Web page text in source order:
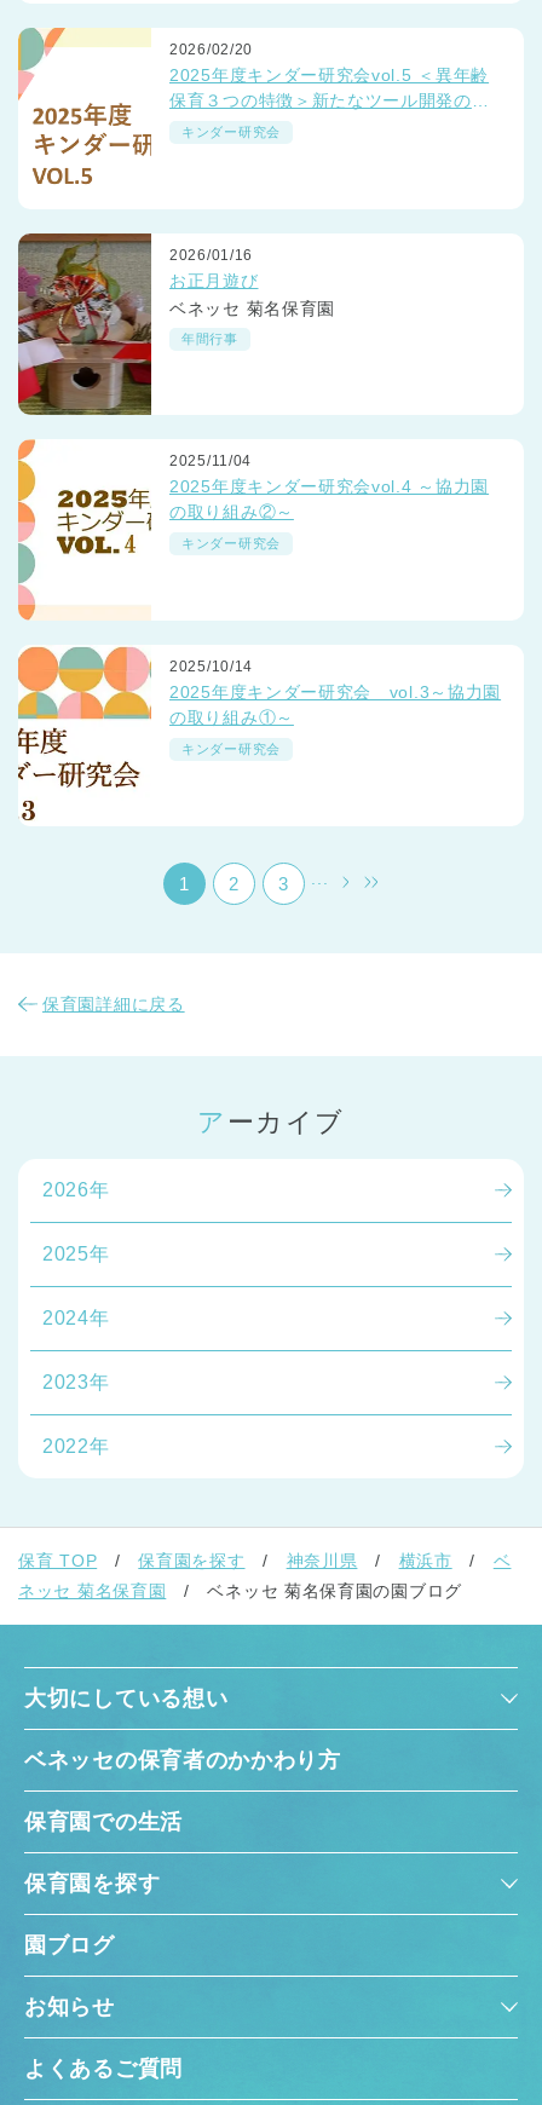
神奈川県 神奈川県 全域
千葉県 千葉県 全域
2026/02/20
2025年度キンダー研究会vol.5 ＜異年齢
保育３つの特徴＞新たなツール開発の取
り組み
キンダー研究会
2026/01/16
お正月遊び
ベネッセ 菊名保育園
年間行事
2025/11/04
2025年度キンダー研究会vol.4 ～協力園
の取り組み②～
キンダー研究会
2025/10/14
2025年度キンダー研究会 vol.3～協力園
の取り組み①～
キンダー研究会
1 2 3
保育園詳細に戻る
アーカイブ
2026年
2025年
2024年
2023年
2022年
保育 TOP 保育園を探す 神奈川県 横浜市
ベ
ネッセ 菊名保育園
ベネッセ 菊名保育園の園ブログ
大切にしている想い
ベネッセの保育者のかかわり方
保育園での生活
保育園を探す
園ブログ
お知らせ
よくあるご質問